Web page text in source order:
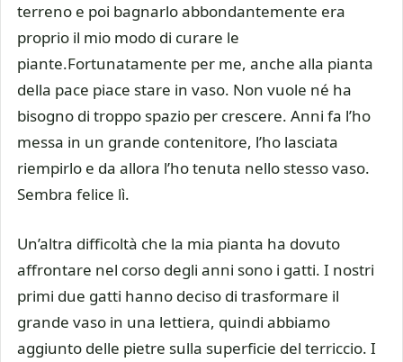
terreno e poi bagnarlo abbondantemente era
proprio il mio modo di curare le
piante.Fortunatamente per me, anche alla pianta
della pace piace stare in vaso. Non vuole né ha
bisogno di troppo spazio per crescere. Anni fa l’ho
messa in un grande contenitore, l’ho lasciata
riempirlo e da allora l’ho tenuta nello stesso vaso.
Sembra felice lì.
Un’altra difficoltà che la mia pianta ha dovuto
affrontare nel corso degli anni sono i gatti. I nostri
primi due gatti hanno deciso di trasformare il
grande vaso in una lettiera, quindi abbiamo
aggiunto delle pietre sulla superficie del terriccio. I